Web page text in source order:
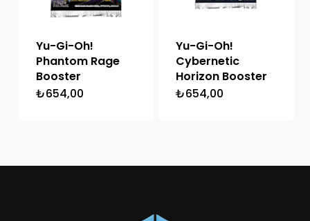
Yu-Gi-Oh!
Phantom Rage
Booster
₺654,00
Yu-Gi-Oh!
Cybernetic
Horizon Booster
₺654,00